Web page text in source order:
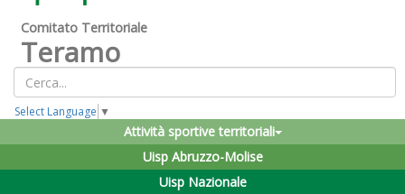
Comitato Territoriale
Teramo
Select Language ▼
Attività sportive territoriali
Uisp Abruzzo-Molise
Uisp Nazionale